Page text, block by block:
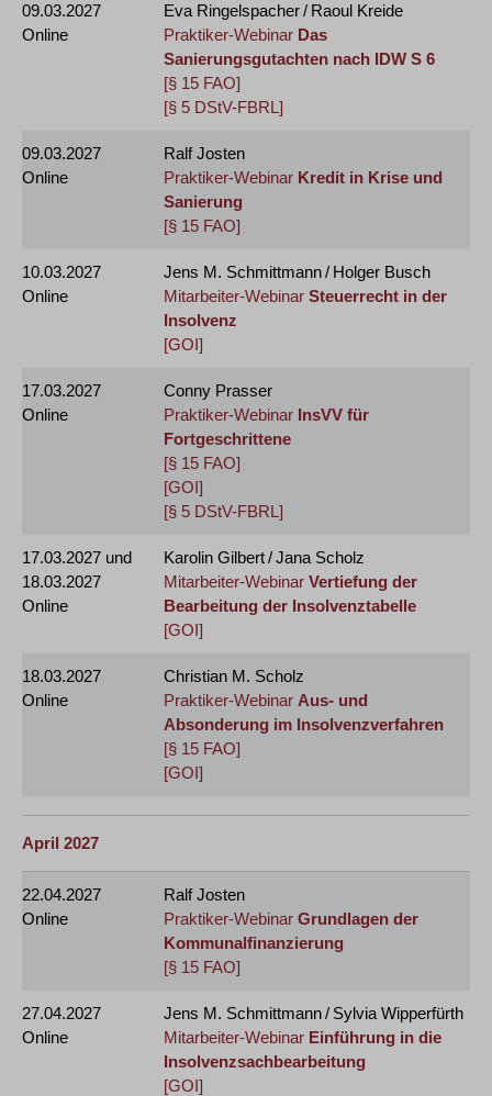
09.03.2027
Online
Eva Ringelspacher / Raoul Kreide
Praktiker-Webinar Das
Sanierungsgutachten nach IDW S 6
[§ 15 FAO]
[§ 5 DStV-FBRL]
09.03.2027
Online
Ralf Josten
Praktiker-Webinar Kredit in Krise und
Sanierung
[§ 15 FAO]
10.03.2027
Online
Jens M. Schmittmann / Holger Busch
Mitarbeiter-Webinar Steuerrecht in der
Insolvenz
[GOI]
17.03.2027
Online
Conny Prasser
Praktiker-Webinar InsVV für
Fortgeschrittene
[§ 15 FAO]
[GOI]
[§ 5 DStV-FBRL]
17.03.2027 und
18.03.2027
Online
Karolin Gilbert / Jana Scholz
Mitarbeiter-Webinar Vertiefung der
Bearbeitung der Insolvenztabelle
[GOI]
18.03.2027
Online
Christian M. Scholz
Praktiker-Webinar Aus- und
Absonderung im Insolvenzverfahren
[§ 15 FAO]
[GOI]
April 2027
22.04.2027
Online
Ralf Josten
Praktiker-Webinar Grundlagen der
Kommunalfinanzierung
[§ 15 FAO]
27.04.2027
Online
Jens M. Schmittmann / Sylvia Wipperfürth
Mitarbeiter-Webinar Einführung in die
Insolvenzsachbearbeitung
[GOI]